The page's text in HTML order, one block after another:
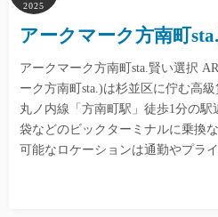
2025
アークマーク方南町
アークマーク方南町sta.賢い選択
ーク方南町sta.)は杉並区に佇む高
丸ノ内線「方南町駅」徒歩1分の
袋などのビックターミナルに乗換
可能なロケーションは通勤やプラ